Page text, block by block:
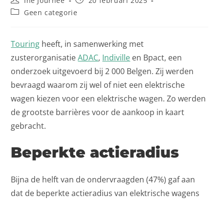
Geen categorie
Touring heeft, in samenwerking met
zusterorganisatieADAC, Indiville en Bpact, een
onderzoek uitgevoerd bij 2 000 Belgen. Zij werden
bevraagd waarom zij wel of niet een elektrische
wagen kiezen voor een elektrische wagen. Zo werden
de grootste barrières voor de aankoop in kaart
gebracht.
Beperkte actieradius
Bijna de helft van de ondervraagden (47%) gaf aan
dat de beperkte actieradius van elektrische wagens